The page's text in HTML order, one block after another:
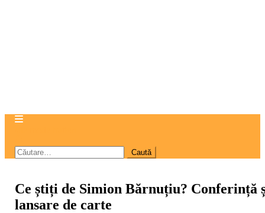
Caută
după:
Ce știți de Simion Bărnuțiu? Conferință
lansare de carte